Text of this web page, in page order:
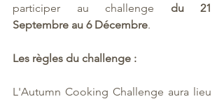
participer au challenge du 21
Septembre au 6 Décembre.
Les règles du challenge :
L'Autumn Cooking Challenge aura lieu